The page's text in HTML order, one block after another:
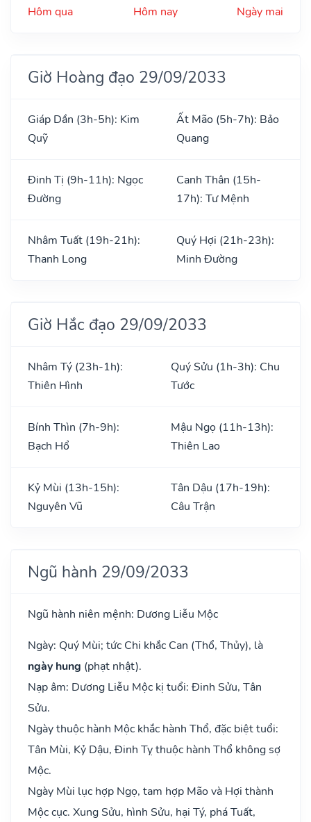
Hôm qua Hôm nay Ngày mai
Giờ Hoàng đạo 29/09/2033
Giáp Dần (3h-5h): Kim
Quỹ
Ất Mão (5h-7h): Bảo
Quang
Đinh Tị (9h-11h): Ngọc
Đường
Canh Thân (15h-
17h): Tư Mệnh
Nhâm Tuất (19h-21h):
Thanh Long
Quý Hợi (21h-23h):
Minh Đường
Giờ Hắc đạo 29/09/2033
Nhâm Tý (23h-1h):
Thiên Hình
Quý Sửu (1h-3h): Chu
Tước
Bính Thìn (7h-9h):
Bạch Hổ
Mậu Ngọ (11h-13h):
Thiên Lao
Kỷ Mùi (13h-15h):
Nguyên Vũ
Tân Dậu (17h-19h):
Câu Trận
Ngũ hành 29/09/2033
Ngũ hành niên mệnh: Dương Liễu Mộc
Ngày: Quý Mùi; tức Chi khắc Can (Thổ, Thủy), là
ngày hung (phạt nhật).
Nạp âm: Dương Liễu Mộc kị tuổi: Đinh Sửu, Tân
Sửu.
Ngày thuộc hành Mộc khắc hành Thổ, đặc biệt tuổi:
Tân Mùi, Kỷ Dậu, Đinh Tỵ thuộc hành Thổ không sợ
Mộc.
Ngày Mùi lục hợp Ngọ, tam hợp Mão và Hợi thành
Mộc cục. Xung Sửu, hình Sửu, hại Tý, phá Tuất,